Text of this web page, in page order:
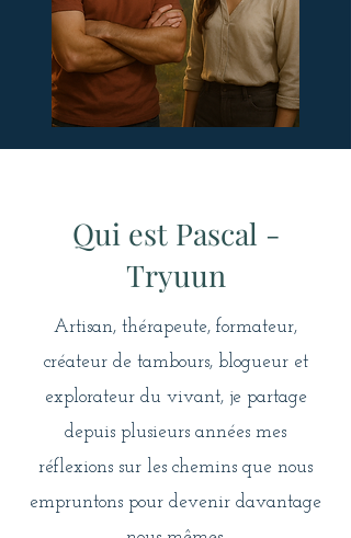
Qui est Pascal -
Tryuun
Artisan, thérapeute, formateur,
créateur de tambours, blogueur et
explorateur du vivant, je partage
depuis plusieurs années mes
réflexions sur les chemins que nous
empruntons pour devenir davantage